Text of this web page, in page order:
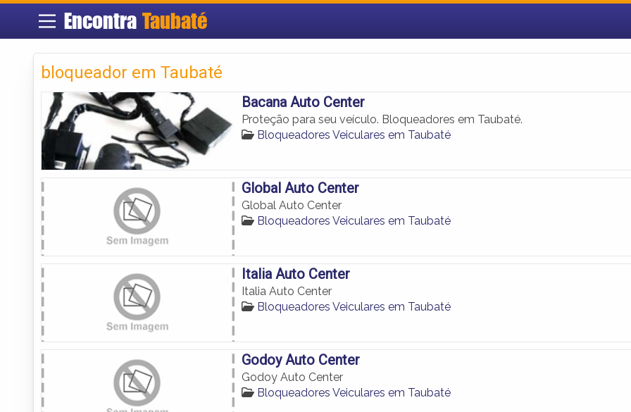
Encontra Taubaté
bloqueador em Taubaté
Bacana Auto Center
Proteção para seu veículo. Bloqueadores em Taubaté.
Bloqueadores Veiculares em Taubaté
Global Auto Center
Global Auto Center
Bloqueadores Veiculares em Taubaté
Italia Auto Center
Italia Auto Center
Bloqueadores Veiculares em Taubaté
Godoy Auto Center
Godoy Auto Center
Bloqueadores Veiculares em Taubaté